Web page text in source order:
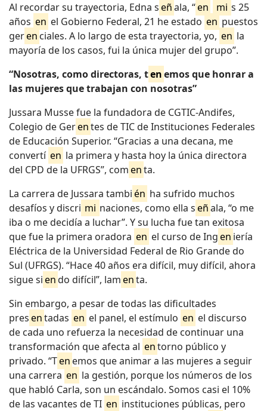
Al recordar su trayectoria, Edna señala, “en mi s 25
años en el Gobierno Federal, 21 he estado en puestos
geren ciales. A lo largo de esta trayectoria, yo, en la
mayoría de los casos, fui la única mujer del grupo”.
“Nosotras, como directoras, tenemos que honrar a
las mujeres que trabajan con nosotras”
Jussara Musse fue la fundadora de CGTIC-Andifes,
Colegio de Gerentes de TIC de Instituciones Federales
de Educación Superior. “Gracias a una decana, me
convertí en la primera y hasta hoy la única directora
del CPD de la UFRGS”, comenta.
La carrera de Jussara también ha sufrido muchos
desafíos y discri mi naciones, como ella señala, “o me
iba o me decidía a luchar”. Y su lucha fue tan exitosa
que fue la primera oradora en el curso de Ingen iería
Eléctrica de la Universidad Federal de Rio Grande do
Sul (UFRGS). “Hace 40 años era difícil, muy difícil, ahora
sigue siendo difícil”, lamenta.
Sin embargo, a pesar de todas las dificultades
presentadas en el panel, el estímulo en el discurso
de cada uno refuerza la necesidad de continuar una
transformación que afecta al entorno público y
privado. “Ten emos que animar a las mujeres a seguir
una carrera en la gestión, porque los números de los
que habló Carla, son un escándalo. Somos casi el 10%
de las vacantes de TI en instituciones públicas, pero